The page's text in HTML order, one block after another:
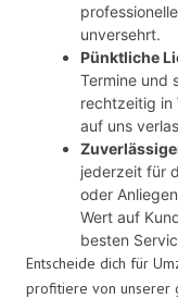
unversehrt.
Pünktliche
Termine und
rechtzeitig in
auf uns
jederzeit für
oder
Wert auf
besten
Entscheide dich für
profitiere von unserer